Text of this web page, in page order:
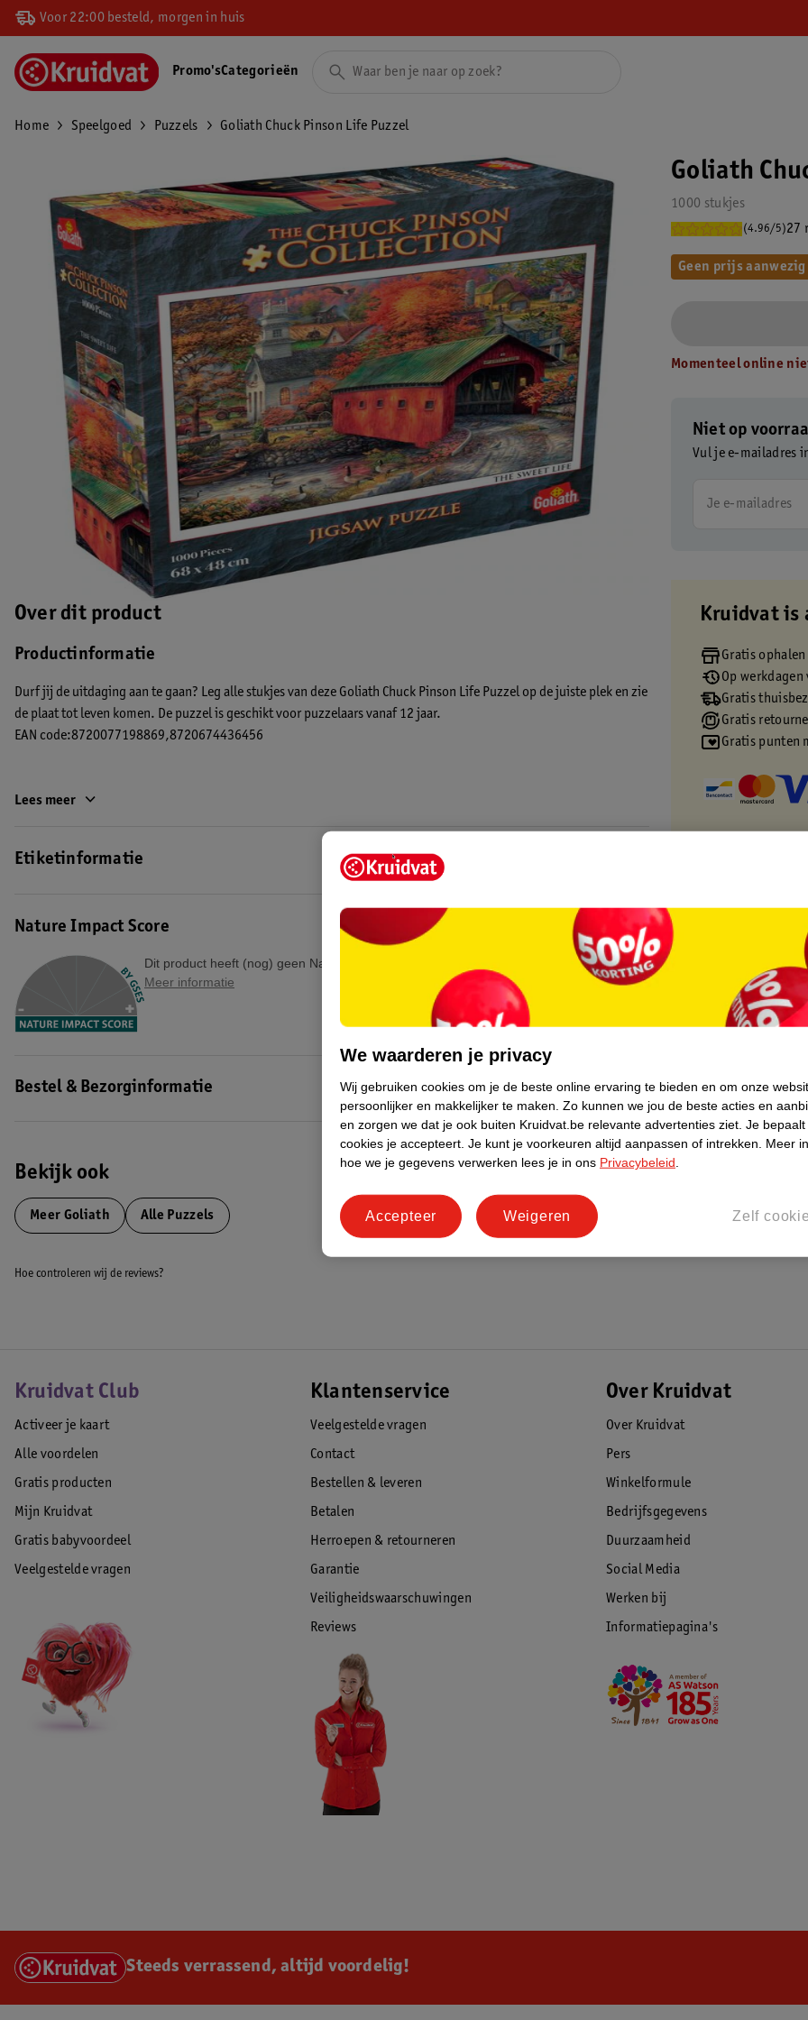
Voor 22:00 besteld, morgen in huis
Promo'sCategorieën
Home Speelgoed Puzzels Goliath Chuck Pinson Life Puzzel
Over dit product
Productinformatie
Durf jij de uitdaging aan te gaan? Leg alle stukjes van deze Goliath Chuck Pinson Life Puzzel op de juiste plek en zie
de plaat tot leven komen. De puzzel is geschikt voor puzzelaars vanaf 12 jaar.
EAN code:8720077198869,8720674436456
Lees meer
Etiketinformatie
Nature Impact Score
Dit product heeft (nog) geen Nature Impact Score.
Meer informatie
Bestel & Bezorginformatie
Bekijk ook
Meer Goliath Alle Puzzels
Goliath
1000 stukjes
(4.96/5)27
Geen prijs aanwezig
Momenteel online
Niet op
Vul je e-mailadres
Je e-mailadres
Kruidvat is
Gratis
Op
Gratis
Gratis
Gratis punten
Hoe controleren wij de reviews?
Kruidvat Club
Activeer je kaart
Alle voordelen
Gratis producten
Mijn Kruidvat
Gratis babyvoordeel
Veelgestelde vragen
Klantenservice
Veelgestelde vragen
Contact
Bestellen & leveren
Betalen
Herroepen & retourneren
Garantie
Veiligheidswaarschuwingen
Reviews
Over Kruidvat
Over Kruidvat
Pers
Winkelformule
Bedrijfsgegevens
Duurzaamheid
Social Media
Werken bij
Informatiepagina's
Steeds verrassend, altijd voordelig!
We waarderen je privacy
Wij gebruiken cookies om je de beste online ervaring te bieden en om onze
persoonlijker en makkelijker te maken. Zo kunnen we jou de beste acties en
en zorgen we dat je ook buiten Kruidvat.be relevante advertenties ziet. Je
cookies je accepteert. Je kunt je voorkeuren altijd aanpassen of intrekken.
Meer
hoe we je gegevens verwerken lees je in ons Privacybeleid
Zelf
Weigeren
Accepteer